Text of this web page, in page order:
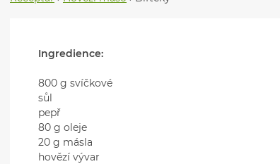
Ingredience:
800 g svíčkové
sůl
pepř
80 g oleje
20 g másla
hovězí vývar